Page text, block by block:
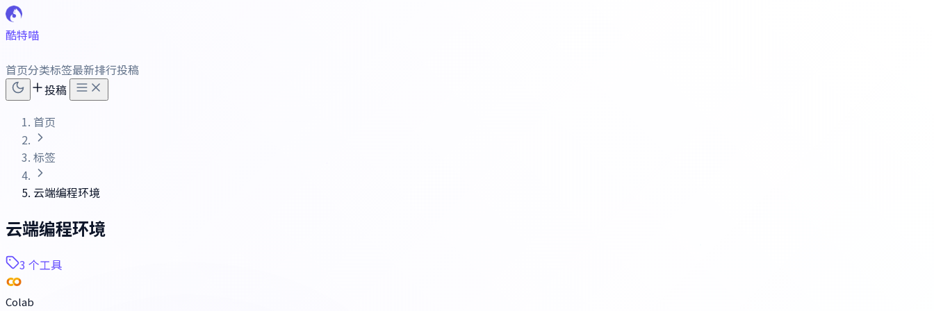
酷特喵
首页分类标签最新排行投稿
投稿
首页
标签
云端编程环境
云端编程环境
3 个工具
Colab